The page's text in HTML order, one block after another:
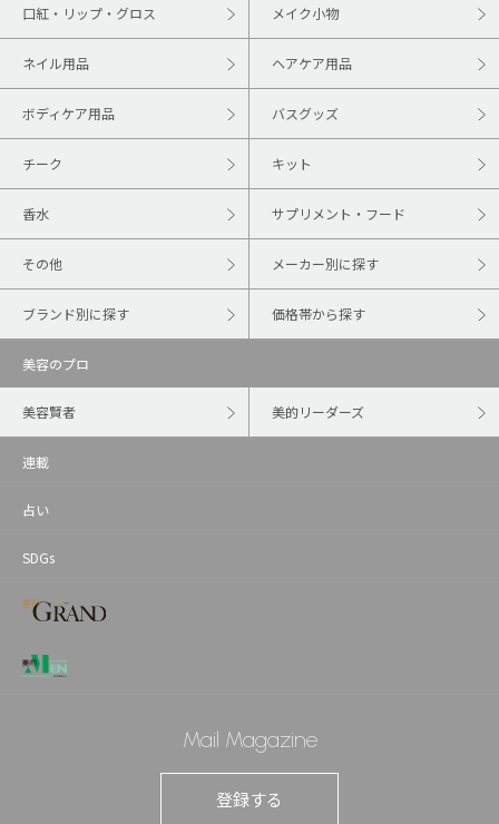
口紅・リップ・グロス メイク小物
ネイル用品 ヘアケア用品
ボディケア用品 バスグッズ
チーク キット
香水 サプリメント・フード
その他 メーカー別に探す
ブランド別に探す 価格帯から探す
美容のプロ
美容賢者 美的リーダーズ
連載
占い
SDGs
Mail Magazine
登録する